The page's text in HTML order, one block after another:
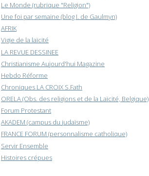
Le Monde (rubrique "Religion")
Une foi par semaine (blog I. de Gaulmyn)
AFRIK
Vigie de la laïcité
LA REVUE DESSINEE
Christianisme Aujourd'hui Magazine
Hebdo Réforme
Chroniques LA CROIX S.Fath
ORELA (Obs. des religions et de la Laïcité, Belgique)
Forum Protestant
AKADEM (campus du judaïsme)
FRANCE FORUM (personnalisme catholique)
Servir Ensemble
Histoires crépues